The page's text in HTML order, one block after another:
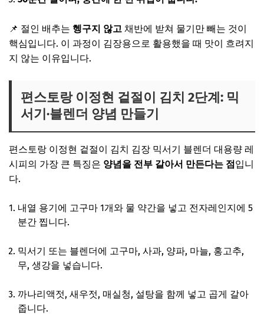
📌 절인 배추는 헹구지 않고 채반에 받쳐 물기만 빼는 것이
핵심입니다. 이 과정이 김장용으로 활용했을 때 맛이 흐려지
지 않는 이유입니다.
편스토랑 이정현 겉절이 김치 2단계: 믹
서기·블렌더 양념 만들기
편스토랑 이정현 겉절이 김치 김장 믹서기 블렌더 대용량 레
시피의 가장 큰 특징은 양념을 전부 갈아서 만든다는 점입니
다.
내열 용기에 고구마 1개와 물 약간을 넣고 전자레인지에 5
분간 찝니다.
믹서기 또는 블렌더에 고구마, 사과, 양파, 마늘, 홍고추,
무, 생강을 넣습니다.
까나리액젓, 새우젓, 매실청, 설탕을 함께 넣고 곱게 갈아
줍니다.